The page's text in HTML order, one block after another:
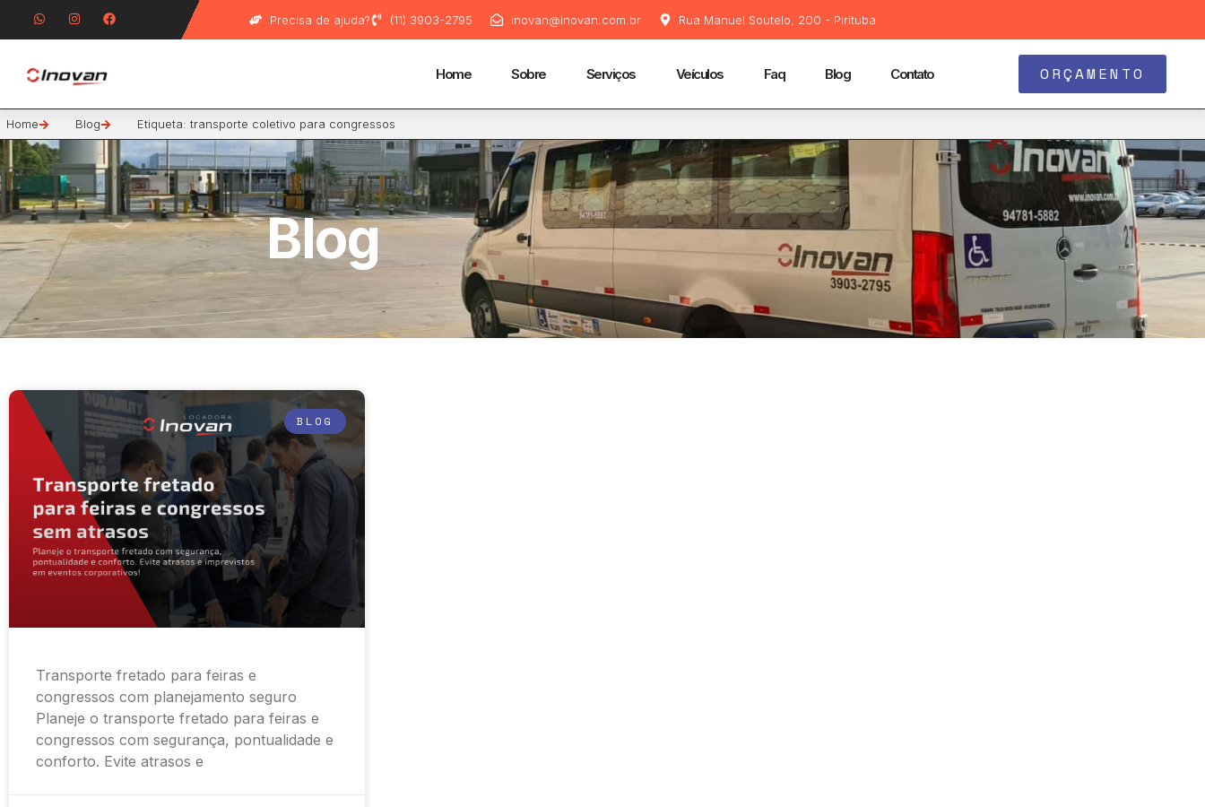
Precisa de ajuda? (11) 3903-2795 inovan@inovan.com.br Rua Manuel Soutelo, 200 - Pirituba
Home Sobre Serviços Veículos Faq Blog Contato ORÇAMENTO
Home Blog Etiqueta: transporte coletivo para congressos
Blog
BLOG
Transporte fretado para feiras e
congressos com planejamento seguro
Planeje o transporte fretado para feiras e
congressos com segurança, pontualidade e
conforto. Evite atrasos e